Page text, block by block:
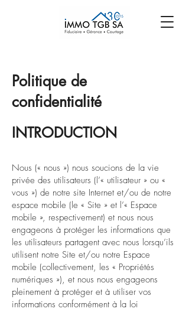
Politique de
confidentialité
INTRODUCTION
Nous (« nous ») nous soucions de la vie
privée des utilisateurs (l’« utilisateur » ou «
vous ») de notre site Internet et/ou de notre
espace mobile (le « Site » et l’« Espace
mobile », respectivement) et nous nous
engageons à protéger les informations que
les utilisateurs partagent avec nous lorsqu’ils
utilisent notre Site et/ou notre Espace
mobile (collectivement, les « Propriétés
numériques »), et nous nous engageons
pleinement à protéger et à utiliser vos
informations conformément à la loi